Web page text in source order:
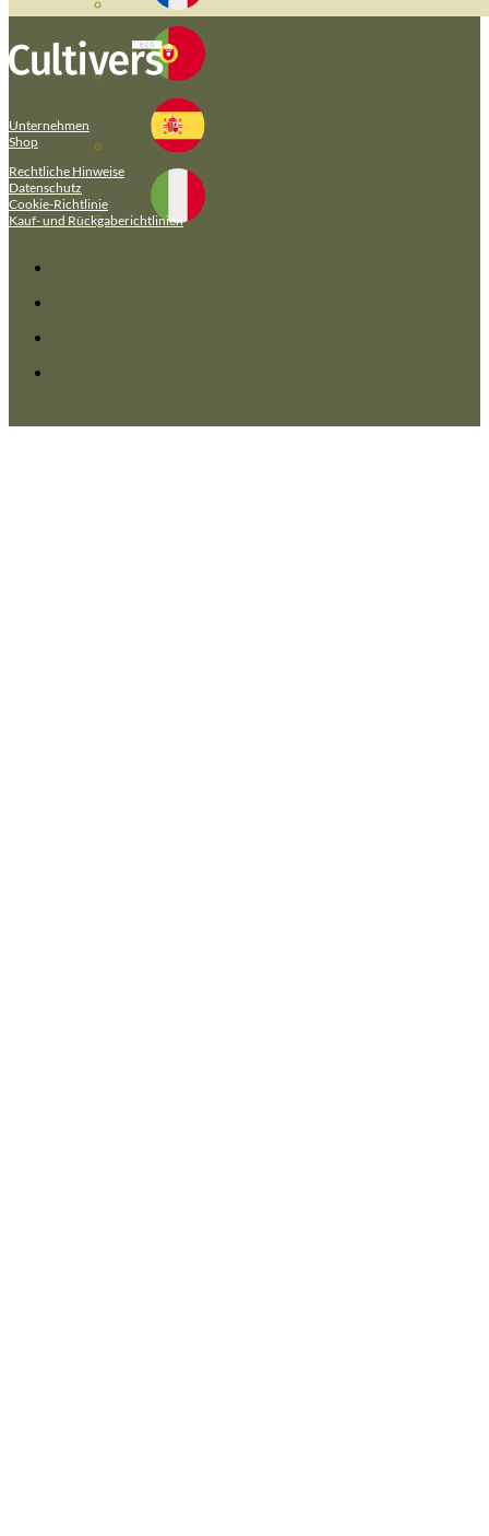
Unternehmen
Shop
Rechtliche Hinweise
Datenschutz
Cookie-Richtlinie
Kauf- und Rückgaberichtlinien